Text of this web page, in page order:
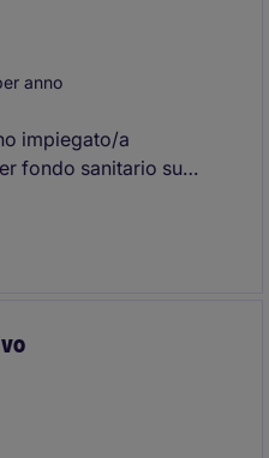
anno
impiegato/a
fondo sanitario su
di Funzione
e con i